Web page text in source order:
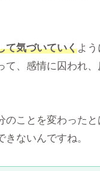
て気づいていくよ
て、感情に囚われ
のことを変わった
きないんですね。